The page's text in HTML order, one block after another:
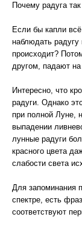
Почему радуга
Если бы капли
наблюдать радугу
происходит?
другом, падают
Интересно, что
радуги. Однако
при полной Луне,
выпадении
лунные радуги
красного цвета
слабости света
Для запоминания
спектре, есть
соответствуют